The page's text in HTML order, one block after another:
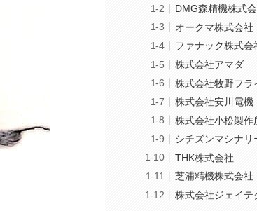
DMG森精機株式
オークマ株式会社
ファナック株式会
株式会社アマダ
株式会社牧野フラ
株式会社安川電機
株式会社小松製作
シチズンマシナリ
THK株式会社
芝浦精機株式会社
株式会社ジェイテ